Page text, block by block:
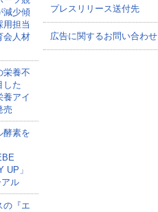
減少傾
用担当
会人材
栄養不
した
養アイ
売
酵素を
UP」
ル
の『エ
プレスリリース送付先
広告に関するお問い合わせ